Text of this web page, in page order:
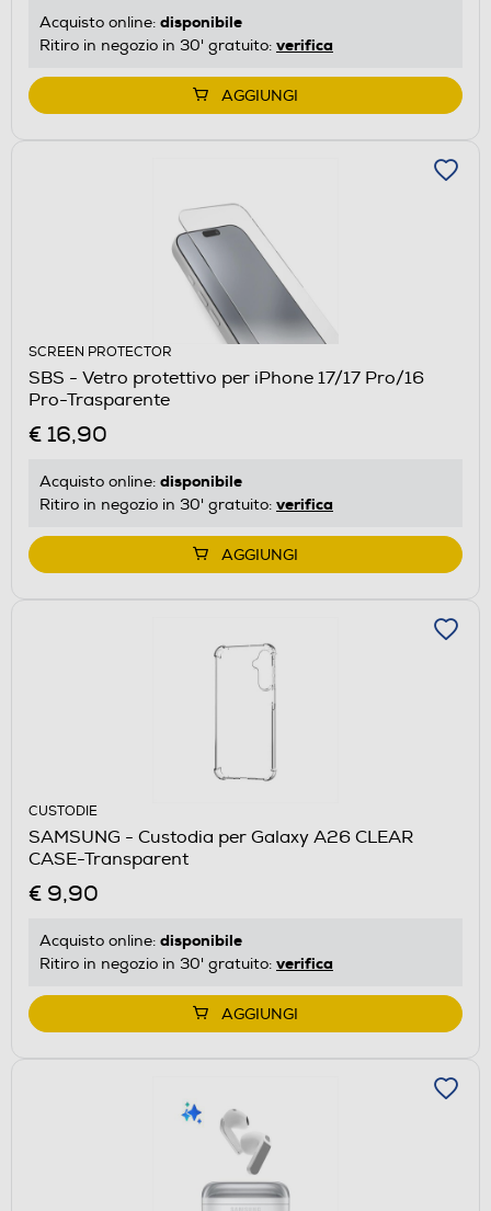
Acquisto online: disponibile
Ritiro in negozio in 30' gratuito: verifica
AGGIUNGI
SCREEN PROTECTOR
SBS - Vetro protettivo per iPhone 17/17 Pro/16
Pro-Trasparente
€ 16,90
Acquisto online: disponibile
Ritiro in negozio in 30' gratuito: verifica
AGGIUNGI
CUSTODIE
SAMSUNG - Custodia per Galaxy A26 CLEAR
CASE-Transparent
€ 9,90
Acquisto online: disponibile
Ritiro in negozio in 30' gratuito: verifica
AGGIUNGI